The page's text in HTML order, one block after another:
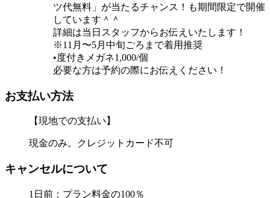
ツ代無料」が当たるチャンス！も期間限定で開催
しています＾＾
詳細は当日スタッフからお伝えいたします！
※11月〜5月中旬ごろまで着用推奨
•度付きメガネ1,000/個
必要な方は予約の際にお伝えください！
お支払い方法
【現地での支払い】
現金のみ。クレジットカード不可
キャンセルについて
1日前：プラン料金の100％